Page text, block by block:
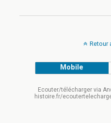
Retour
Mobile
Ecouter/télécharger via
histoire.fr/